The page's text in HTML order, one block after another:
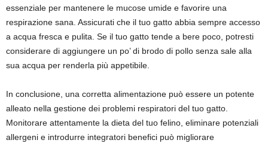
essenziale per mantenere le mucose umide e favorire una
respirazione sana. Assicurati che il tuo gatto abbia sempre accesso
a acqua fresca e pulita. Se il tuo gatto tende a bere poco, potresti
considerare di aggiungere un po’ di brodo di pollo senza sale alla
sua acqua per renderla più appetibile.
In conclusione, una corretta alimentazione può essere un potente
alleato nella gestione dei problemi respiratori del tuo gatto.
Monitorare attentamente la dieta del tuo felino, eliminare potenziali
allergeni e introdurre integratori benefici può migliorare